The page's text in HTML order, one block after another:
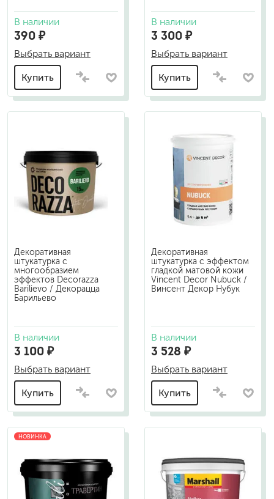
В наличии
390 ₽
Выбрать вариант
Купить
В наличии
3 300 ₽
Выбрать вариант
Купить
Декоративная
штукатурка с
многообразием
эффектов Decorazza
Barilievo / Декорацца
Барильево
В наличии
3 100 ₽
Выбрать вариант
Купить
Декоративная
штукатурка с эффектом
гладкой матовой кожи
Vincent Decor Nubuck /
Винсент Декор Нубук
В наличии
3 528 ₽
Выбрать вариант
Купить
НОВИНКА